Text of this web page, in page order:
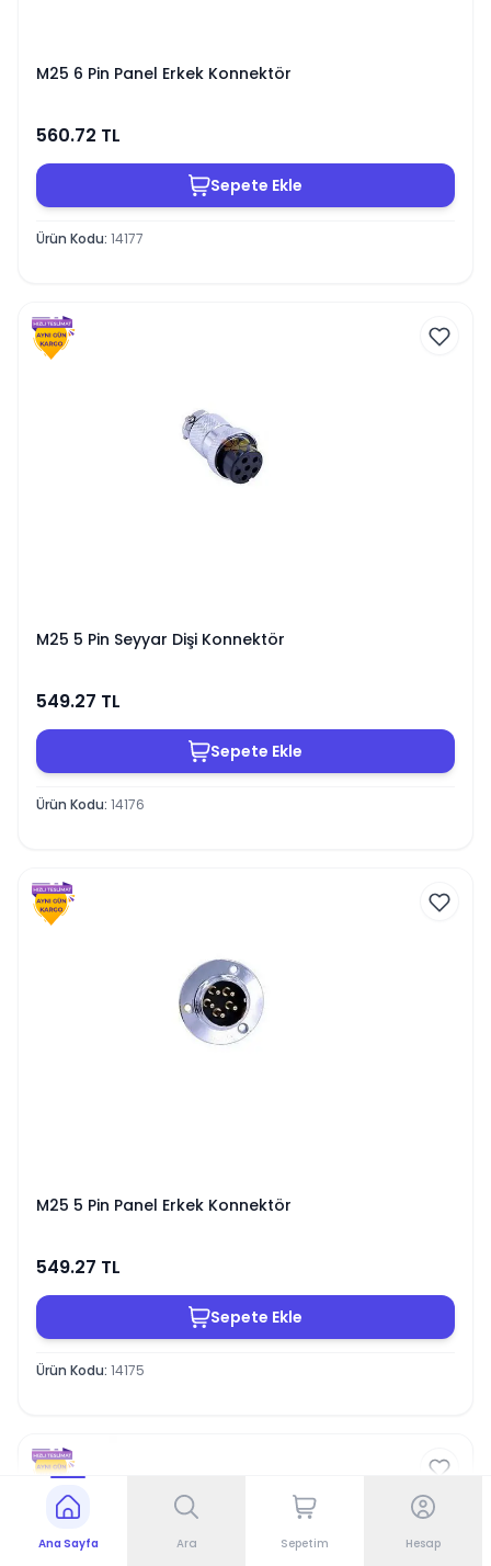
Ana Sayfa Ara Sepetim Hesap
M25 6 Pin Panel Erkek Konnektör
560.72 TL
Sepete Ekle
Ürün Kodu: 14177
M25 5 Pin Seyyar Dişi Konnektör
549.27 TL
Sepete Ekle
Ürün Kodu: 14176
M25 5 Pin Panel Erkek Konnektör
549.27 TL
Sepete Ekle
Ürün Kodu: 14175